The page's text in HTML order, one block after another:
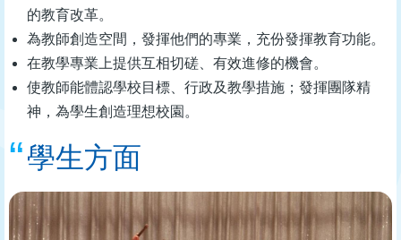
的教育改革。
為教師創造空間，發揮他們的專業，充份發揮教育功能。
在教學專業上提供互相切磋、有效進修的機會。
使教師能體認學校目標、行政及教學措施；發揮團隊精
神，為學生創造理想校園。
學生方面